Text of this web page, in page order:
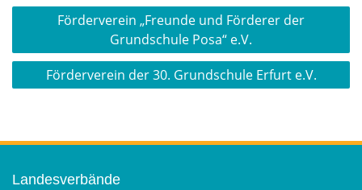
Beitragsnavigation
Förderverein „Freunde und Förderer der
Grundschule Posa“ e.V.
Förderverein der 30. Grundschule Erfurt e.V.
Landesverbände